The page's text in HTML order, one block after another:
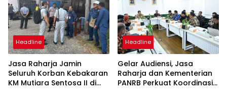
Headline
Jasa Raharja Jamin
Seluruh Korban Kebakaran
KM Mutiara Sentosa II di
Headline
Gelar Audiensi, Jasa
Raharja dan Kementerian
PANRB Perkuat Koordinasi